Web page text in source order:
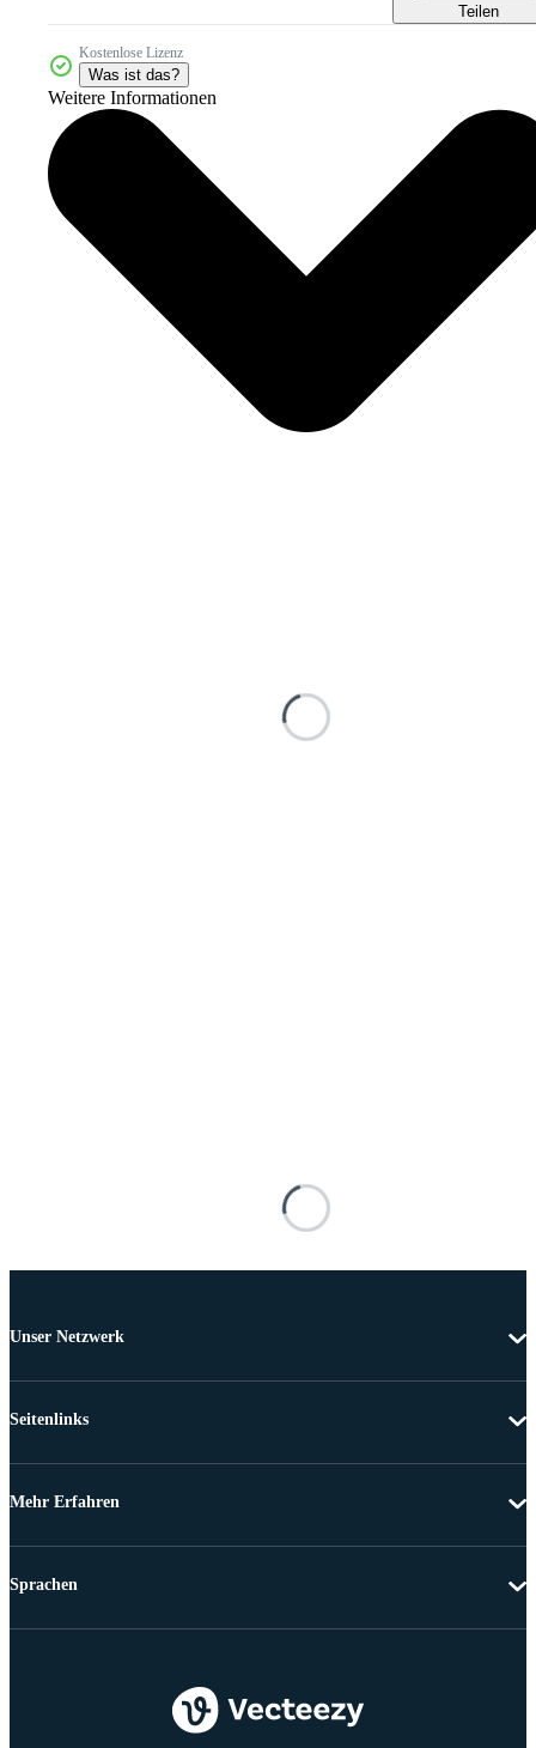
Teilen
Kostenlose Lizenz
Was ist das?
Weitere Informationen
Unser Netzwerk
Seitenlinks
Mehr Erfahren
Sprachen